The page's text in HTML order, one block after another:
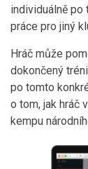
individuálně po
práce pro jiný
Hráč může
dokončený
po tomto
o tom, jak hráč
kempu